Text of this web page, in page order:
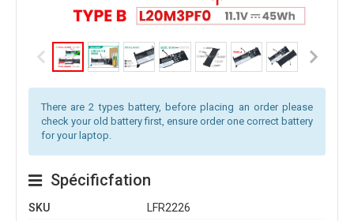
There are 2 types battery, before placing an order please
check your old battery first, ensure order one correct battery
for your laptop.
Spécificfation
SKU
LFR2226